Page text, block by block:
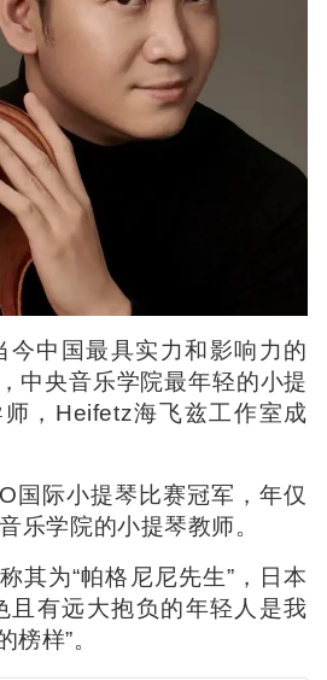
今中国最具实力和影响力的
中央音乐学院最年轻的小提
，Heifetz海飞兹工作室成
国际小提琴比赛冠军，年仅
乐学院的小提琴教师。
其为“帕格尼尼先生”，日本
且有远大抱负的年轻人是我
样”。